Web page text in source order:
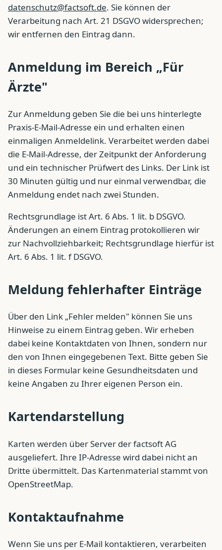
datenschutz@factsoft.de. Sie können der
Verarbeitung nach Art. 21 DSGVO widersprechen;
wir entfernen den Eintrag dann.
Anmeldung im Bereich „Für
Ärzte"
Zur Anmeldung geben Sie die bei uns hinterlegte
Praxis-E-Mail-Adresse ein und erhalten einen
einmaligen Anmeldelink. Verarbeitet werden dabei
die E-Mail-Adresse, der Zeitpunkt der Anforderung
und ein technischer Prüfwert des Links. Der Link ist
30 Minuten gültig und nur einmal verwendbar, die
Anmeldung endet nach zwei Stunden.
Rechtsgrundlage ist Art. 6 Abs. 1 lit. b DSGVO.
Änderungen an einem Eintrag protokollieren wir
zur Nachvollziehbarkeit; Rechtsgrundlage hierfür ist
Art. 6 Abs. 1 lit. f DSGVO.
Meldung fehlerhafter Einträge
Über den Link „Fehler melden" können Sie uns
Hinweise zu einem Eintrag geben. Wir erheben
dabei keine Kontaktdaten von Ihnen, sondern nur
den von Ihnen eingegebenen Text. Bitte geben Sie
in dieses Formular keine Gesundheitsdaten und
keine Angaben zu Ihrer eigenen Person ein.
Kartendarstellung
Karten werden über Server der factsoft AG
ausgeliefert. Ihre IP-Adresse wird dabei nicht an
Dritte übermittelt. Das Kartenmaterial stammt von
OpenStreetMap.
Kontaktaufnahme
Wenn Sie uns per E-Mail kontaktieren, verarbeiten